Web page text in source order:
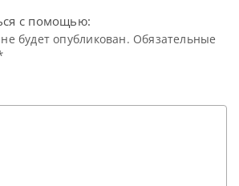
с помощью:
будет опубликован. Обязательные